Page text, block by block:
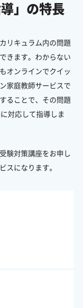
」の特長
リキュラム内の問題
きます。わからない
オンラインでクイッ
家庭教師サービスで
ることで、その問題
対応して指導しま
験対策講座をお申し
スになります。